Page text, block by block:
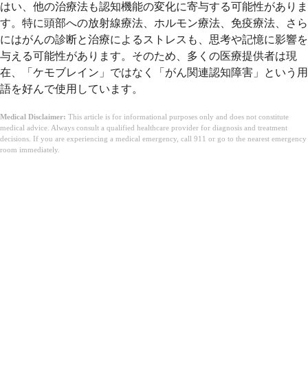
はい、他の治療法も認知機能の変化に寄与する可能性がありま
す。特に頭部への放射線療法、ホルモン療法、免疫療法、さら
にはがんの診断と治療によるストレスも、思考や記憶に影響を
与える可能性があります。そのため、多くの医療提供者は現
在、「ケモブレイン」ではなく「がん関連認知障害」という用
語を好んで使用しています。
Medical Disclaimer: This article is for informational purposes only and does not constitute
medical advice. Always consult a qualified healthcare provider for diagnosis and treatment
decisions. If you are experiencing a medical emergency, call 911 or go to the nearest emergency
room immediately.